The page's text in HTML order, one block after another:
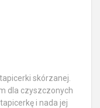
skórzanej.
dla czyszczonych
i nada jej